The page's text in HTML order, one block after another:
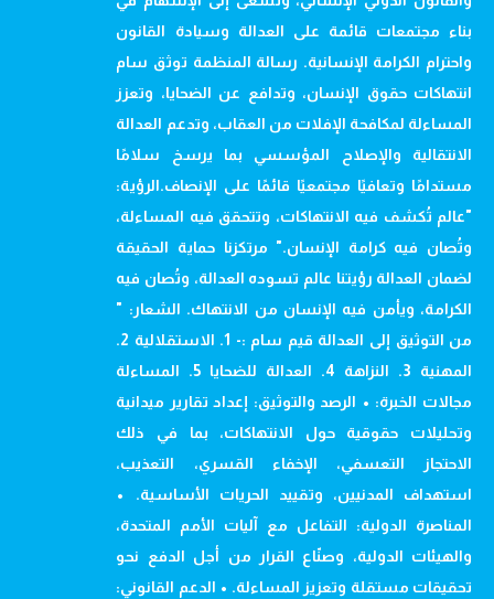
بناء مجتمعات قائمة على العدالة وسيادة القانون
واحترام الكرامة الإنسانية. رسالة المنظمة توثق سام
انتهاكات حقوق الإنسان، وتدافع عن الضحايا، وتعزز
المساءلة لمكافحة الإفلات من العقاب، وتدعم العدالة
الانتقالية والإصلاح المؤسسي بما يرسخ سلامًا
مستدامًا وتعافيًا مجتمعيًا قائمًا على الإنصاف.الرؤية:
"عالم تُكشف فيه الانتهاكات، وتتحقق فيه المساءلة،
وتُصان فيه كرامة الإنسان." مرتكزنا حماية الحقيقة
لضمان العدالة رؤيتنا عالم تسوده العدالة، وتُصان فيه
الكرامة، ويأمن فيه الإنسان من الانتهاك. الشعار: "
من التوثيق إلى العدالة قيم سام :- 1. الاستقلالية 2.
المهنية 3. النزاهة 4. العدالة للضحايا 5. المساءلة
مجالات الخبرة: • الرصد والتوثيق: إعداد تقارير ميدانية
وتحليلات حقوقية حول الانتهاكات، بما في ذلك
الاحتجاز التعسفي، الإخفاء القسري، التعذيب،
استهداف المدنيين، وتقييد الحريات الأساسية. •
المناصرة الدولية: التفاعل مع آليات الأمم المتحدة،
والهيئات الدولية، وصنّاع القرار من أجل الدفع نحو
تحقيقات مستقلة وتعزيز المساءلة. • الدعم القانوني: